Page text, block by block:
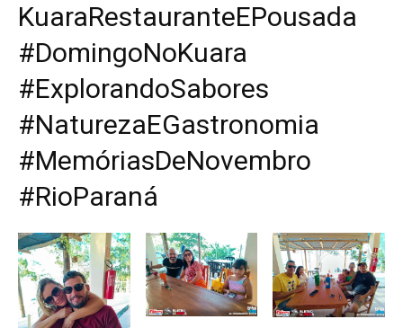
KuaraRestauranteEPousada
#DomingoNoKuara
#ExplorandoSabores
#NaturezaEGastronomia
#MemóriasDeNovembro
#RioParaná